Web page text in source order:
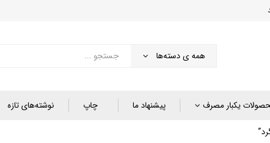
همه ی دسته‌ها
یکبار مصرف پیشنهاد ما چاپ نوشته‌های تازه